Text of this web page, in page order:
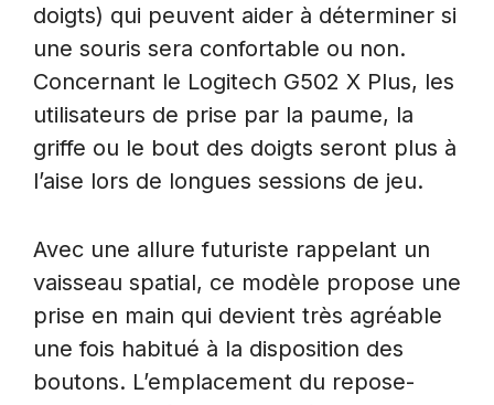
doigts) qui peuvent aider à déterminer si
une souris sera confortable ou non.
Concernant le Logitech G502 X Plus, les
utilisateurs de prise par la paume, la
griffe ou le bout des doigts seront plus à
l’aise lors de longues sessions de jeu.
Avec une allure futuriste rappelant un
vaisseau spatial, ce modèle propose une
prise en main qui devient très agréable
une fois habitué à la disposition des
boutons. L’emplacement du repose-